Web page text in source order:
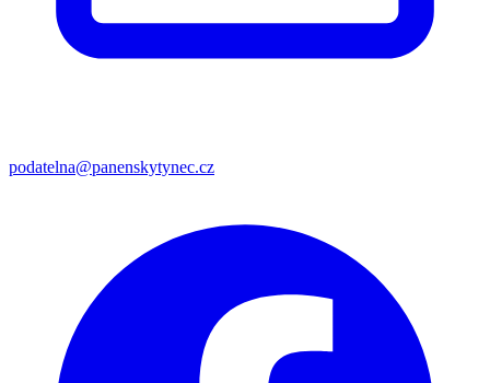
podatelna@panenskytynec.cz